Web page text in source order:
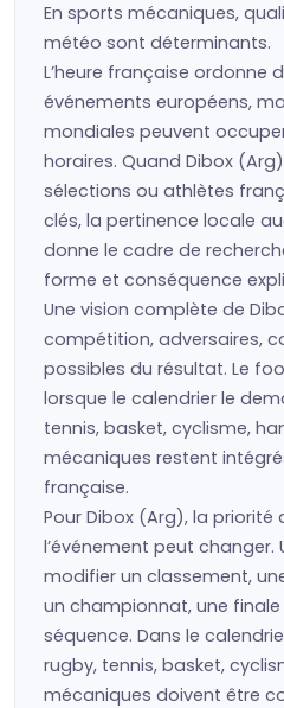
En sports mécaniques,
météo sont déterminants.
L’heure française ordonne
événements européens,
mondiales peuvent
horaires. Quand Dibox
sélections ou athlètes
clés, la pertinence locale
donne le cadre de
forme et conséquence
Une vision complète de
compétition, adversaires,
possibles du résultat. Le
lorsque le calendrier le
tennis, basket, cyclisme,
mécaniques restent
française.
Pour Dibox (Arg), la priorité
l’événement peut changer.
modifier un classement,
un championnat, une
séquence. Dans le
rugby, tennis, basket,
mécaniques doivent être